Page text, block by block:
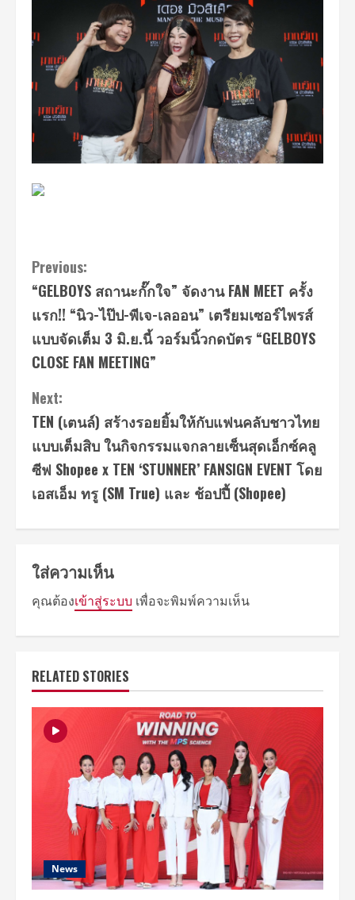
Continue
Reading
Previous:
“GELBOYS สถานะกั๊กใจ” จัดงาน FAN MEET ครั้ง
แรก!! “นิว-ไป๊ป-พีเจ-เลออน” เตรียมเซอร์ไพรส์
แบบจัดเต็ม 3 มิ.ย.นี้ วอร์มนิ้วกดบัตร “GELBOYS
CLOSE FAN MEETING”
Next:
TEN (เตนล์) สร้างรอยยิ้มให้กับแฟนคลับชาวไทย
แบบเต็มสิบ ในกิจกรรมแจกลายเซ็นสุดเอ็กซ์คลู
ซีฟ Shopee x TEN ‘STUNNER’ FANSIGN EVENT โดย
เอสเอ็ม ทรู (SM True) และ ช้อปปี้ (Shopee)
ใส่ความเห็น
คุณต้องเข้าสู่ระบบ เพื่อจะพิมพ์ความเห็น
RELATED STORIES
News